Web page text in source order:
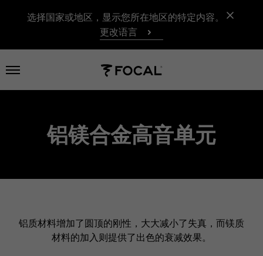
选择国家或地区，显示您所在地区的特定内容。
更改语言
打开菜单
铝镁合金高音单元
铝质材料增加了圆顶的刚性，大大减小了失真，而镁质
材料的加入则提供了出色的衰减效果。